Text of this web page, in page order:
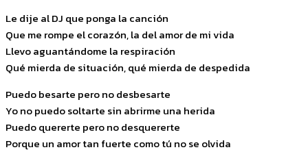
Le dije al DJ que ponga la canción
Que me rompe el corazón, la del amor de mi vida
Llevo aguantándome la respiración
Qué mierda de situación, qué mierda de despedida
Puedo besarte pero no desbesarte
Yo no puedo soltarte sin abrirme una herida
Puedo quererte pero no desquererte
Porque un amor tan fuerte como tú no se olvida